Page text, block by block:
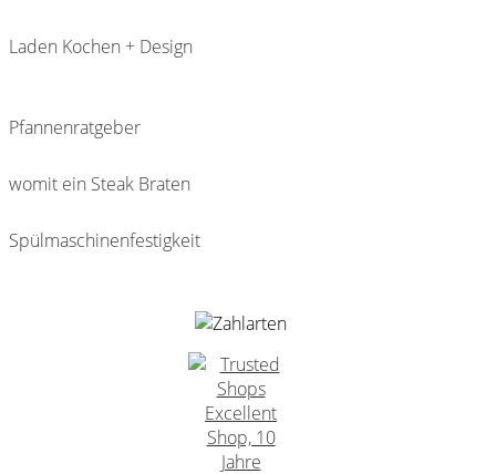
Laden Kochen + Design
Pfannenratgeber
womit ein Steak Braten
Spülmaschinenfestigkeit